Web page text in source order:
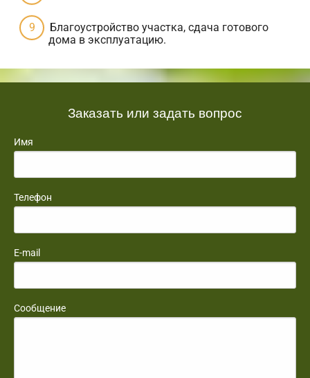
Благоустройство участка, сдача готового
дома в эксплуатацию.
Заказать или задать вопрос
Имя
Телефон
E-mail
Сообщение